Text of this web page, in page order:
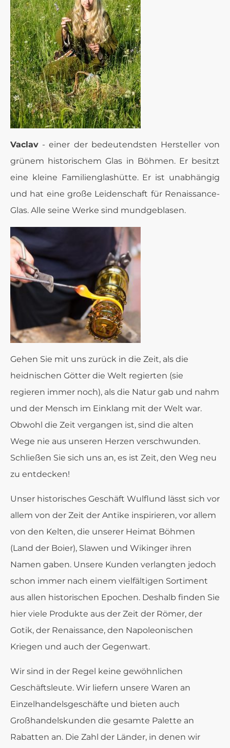
Vaclav - einer der bedeutendsten Hersteller von
grünem historischem Glas in Böhmen. Er besitzt
eine kleine Familienglashütte. Er ist unabhängig
und hat eine große Leidenschaft für Renaissance-
Glas. Alle seine Werke sind mundgeblasen.
Gehen Sie mit uns zurück in die Zeit, als die
heidnischen Götter die Welt regierten (sie
regieren immer noch), als die Natur gab und nahm
und der Mensch im Einklang mit der Welt war.
Obwohl die Zeit vergangen ist, sind die alten
Wege nie aus unseren Herzen verschwunden.
Schließen Sie sich uns an, es ist Zeit, den Weg neu
zu entdecken!
Unser historisches Geschäft Wulflund lässt sich vor
allem von der Zeit der Antike inspirieren, vor allem
von den Kelten, die unserer Heimat Böhmen
(Land der Boier), Slawen und Wikinger ihren
Namen gaben. Unsere Kunden verlangten jedoch
schon immer nach einem vielfältigen Sortiment
aus allen historischen Epochen. Deshalb finden Sie
hier viele Produkte aus der Zeit der Römer, der
Gotik, der Renaissance, den Napoleonischen
Kriegen und auch der Gegenwart.
Wir sind in der Regel keine gewöhnlichen
Geschäftsleute. Wir liefern unsere Waren an
Einzelhandelsgeschäfte und bieten auch
Großhandelskunden die gesamte Palette an
Rabatten an. Die Zahl der Länder, in denen wir